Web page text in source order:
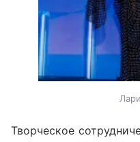
Творческое